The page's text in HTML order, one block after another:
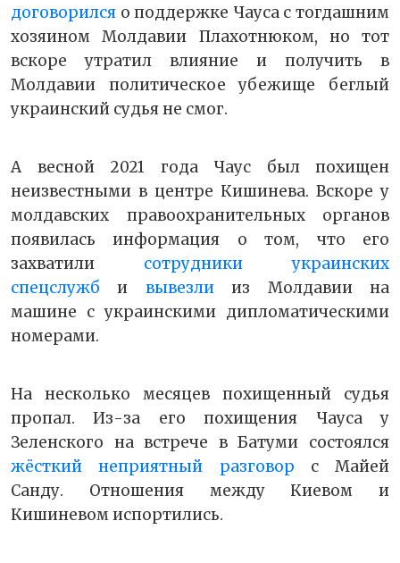
договорился о поддержке Чауса с тогдашним
хозяином Молдавии Плахотнюком, но тот
вскоре утратил влияние и получить в
Молдавии политическое убежище беглый
украинский судья не смог.
А весной 2021 года Чаус был похищен
неизвестными в центре Кишинева. Вскоре у
молдавских правоохранительных органов
появилась информация о том, что его
захватили сотрудники украинских
спецслужб и вывезлииз Молдавии на
машине с украинскими дипломатическими
номерами.
На несколько месяцев похищенный судья
пропал. Из-за его похищения Чауса у
Зеленского на встрече в Батуми состоялся
жёсткий неприятный разговор с Майей
Санду. Отношения между Киевом и
Кишиневом испортились.